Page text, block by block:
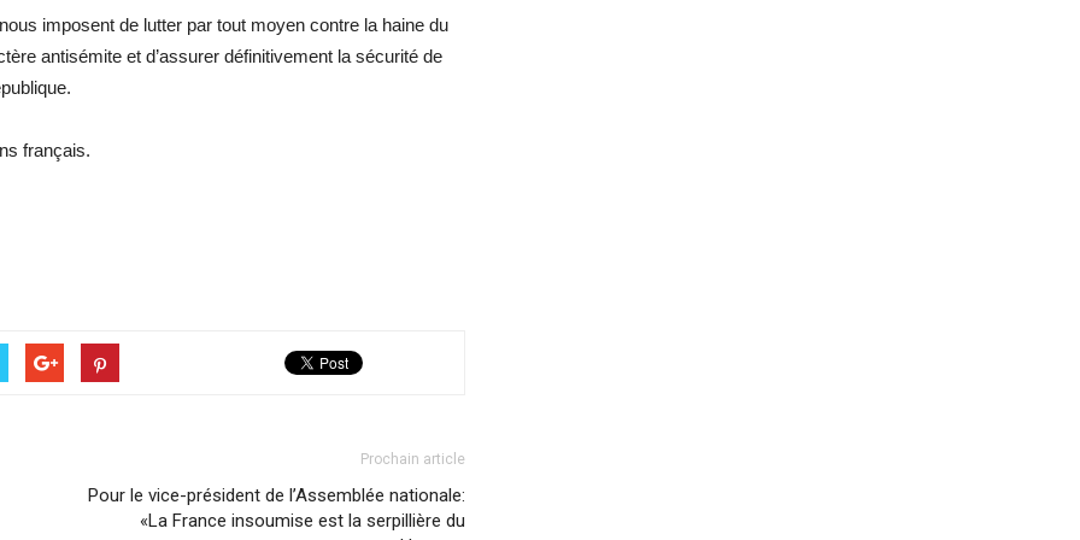
imposent de lutter par tout moyen contre la haine du
antisémite et d’assurer définitivement la sécurité de
français.
Prochain article
Pour le vice-président de l’Assemblée nationale:
«La France insoumise est la serpillière du